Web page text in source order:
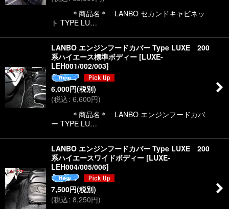
＊商品名＊ LANBO セカンドキャビネッ
ト TYPE LU…
LANBO エンジンフードカバー Type LUXE 200
系ハイエース標準ボディー [LUXE-
LEH001/002/003]
6,000円(税別)
(税込: 6,600円)
＊商品名＊ LANBO エンジンフードカバ
ー TYPE LU…
LANBO エンジンフードカバー Type LUXE 200
系ハイエースワイドボディー [LUXE-
LEH004/005/006]
7,500円(税別)
(税込: 8,250円)